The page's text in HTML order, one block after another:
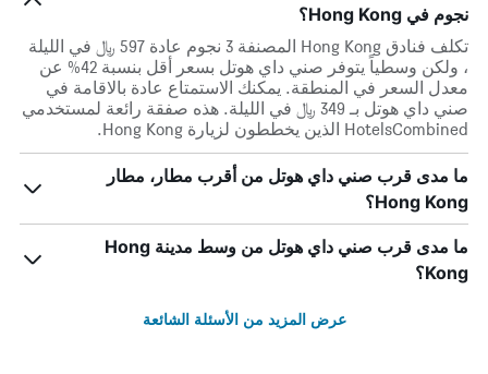
نجوم في Hong Kong؟
تكلف فنادق Hong Kong المصنفة 3 نجوم عادة 597 ﷼ في الليلة
، ولكن وسطياً يتوفر صني داي هوتل بسعر أقل بنسبة 42% عن
معدل السعر في المنطقة. يمكنك الاستمتاع عادة بالاقامة في
صني داي هوتل بـ 349 ﷼ في الليلة. هذه صفقة رائعة لمستخدمي
HotelsCombined الذين يخططون لزيارة Hong Kong.
ما مدى قرب صني داي هوتل من أقرب مطار، مطار
Hong Kong؟
ما مدى قرب صني داي هوتل من وسط مدينة Hong
Kong؟
عرض المزيد من الأسئلة الشائعة